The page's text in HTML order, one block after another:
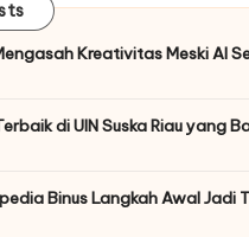
Kreativitas Meski AI
di UIN Suska Riau yang
Binus Langkah Awal Jadi